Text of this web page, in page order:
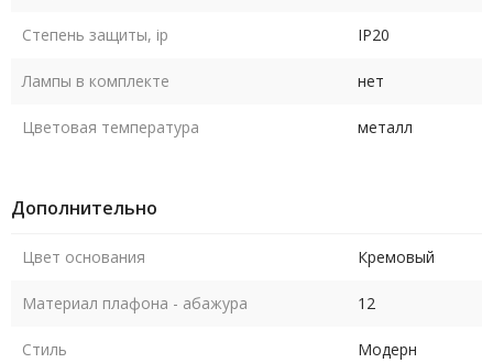
Степень защиты, ip IP20
Лампы в комплекте нет
Цветовая температура металл
Дополнительно
Цвет основания Кремовый
Материал плафона - абажура 12
Стиль Модерн